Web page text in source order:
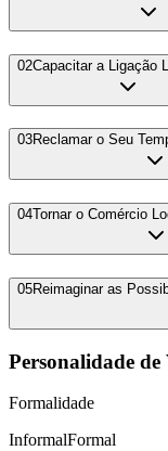
02Capacitar a Ligação
03Reclamar o Seu
04Tornar o Comércio
05Reimaginar as
Personalidade de
Formalidade
InformalFormal